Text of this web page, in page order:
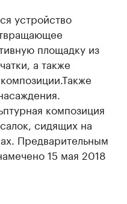
устройство
площадку из
а также
композиция
сидящих на
Предварительным
15 мая 2018